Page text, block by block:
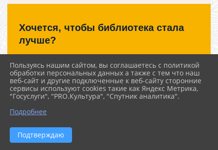
Хочется, чтобы библиотека стала
лучше?
Сообщите, какие нужны изменения и получите ответ о
решении
Написать
Пользуясь нашим сайтом, вы соглашаетесь с политикой
обработки персональных данных а также с тем что наш
веб-сайт и другие подключенные к веб-сайту сторонние
сервисы используют cookies такие как Яндекс Метрика,
"Госуслуги", "PRO.Культура", "Спутник аналитика".
Подробнее
Подтверждаю